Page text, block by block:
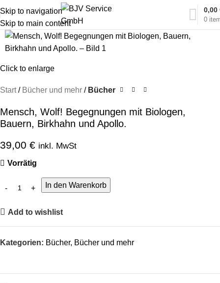
Skip to navigation
Skip to main content
0
0,00
Click to enlarge
Start Bücher und mehr Bücher
Mensch, Wolf! Begegnungen mit Biologen,
Bauern, Birkhahn und Apollo.
39,00 € inkl. MwSt
Vorrätig
In den Warenkorb
Add to wishlist
Kategorien: Bücher, Bücher und mehr